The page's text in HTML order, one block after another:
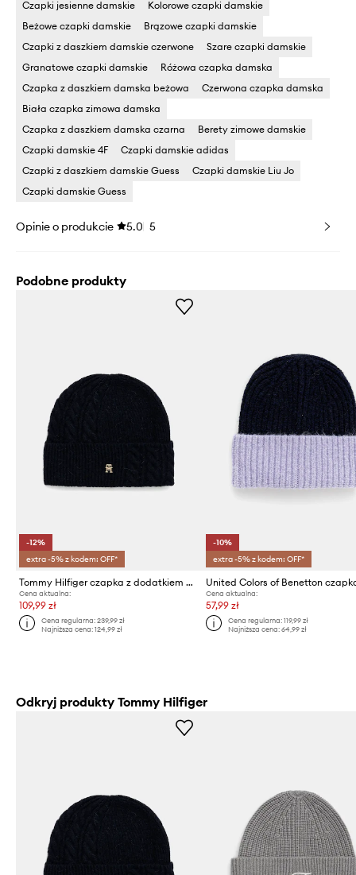
Czapki jesienne damskie
Kolorowe czapki damskie
Beżowe czapki damskie
Brązowe czapki damskie
Czapki z daszkiem damskie czerwone
Szare czapki damskie
Granatowe czapki damskie
Różowa czapka damska
Czapka z daszkiem damska beżowa
Czerwona czapka damska
Biała czapka zimowa damska
Czapka z daszkiem damska czarna
Berety zimowe damskie
Czapki damskie 4F
Czapki damskie adidas
Czapki z daszkiem damskie Guess
Czapki damskie Liu Jo
Czapki damskie Guess
Opinie o produkcie 5.0 5
Podobne produkty
-12%
extra -5% z kodem: OFF*
Tommy Hilfiger czapka z dodatkiem wełny
Cena aktualna:
109,99 zł
Cena regularna:239,99 zł
Najniższa cena:124,99 zł
-10%
extra -5% z kodem: OFF*
Cena aktualna:
57,99 zł
Cena regularna: 119,99 zł
Najniższa cena: 64,99 zł
Odkryj produkty Tommy Hilfiger